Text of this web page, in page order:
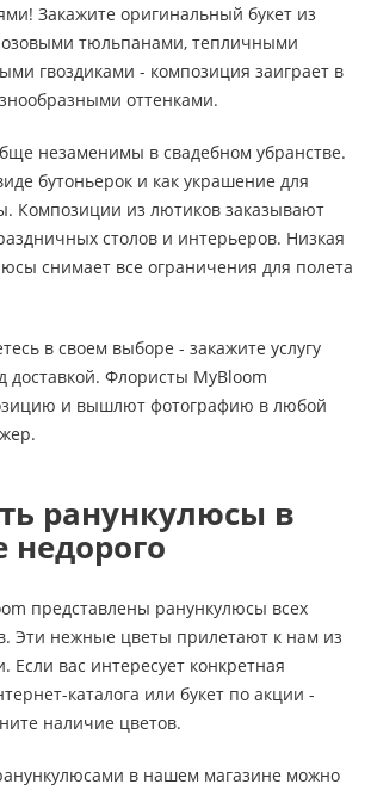
Закажите оригинальный букет из
тюльпанами, тепличными
гвоздиками - композиция заиграет в
оттенками.
незаменимы в свадебном убранстве.
бутоньерок и как украшение для
Композиции из лютиков заказывают
столов и интерьеров. Низкая
снимает все ограничения для полета
в своем выборе - закажите услугу
доставкой. Флористы MyBloom
и вышлют фотографию в любой
ранункулюсы в
недорого
представлены ранункулюсы всех
Эти нежные цветы прилетают к нам из
Если вас интересует конкретная
каталога или букет по акции -
наличие цветов.
в нашем магазине можно